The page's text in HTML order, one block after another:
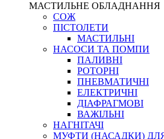
МАСТИЛЬНЕ ОБЛАДНАННЯ
СОЖ
ПІСТОЛЕТИ
МАСТИЛЬНІ
НАСОСИ ТА ПОМПИ
ПАЛИВНІ
РОТОРНІ
ПНЕВМАТИЧНІ
ЕЛЕКТРИЧНІ
ДІАФРАГМОВІ
ВАЖІЛЬНІ
НАГНІТАЧІ
МУФТИ (НАСАДКИ)